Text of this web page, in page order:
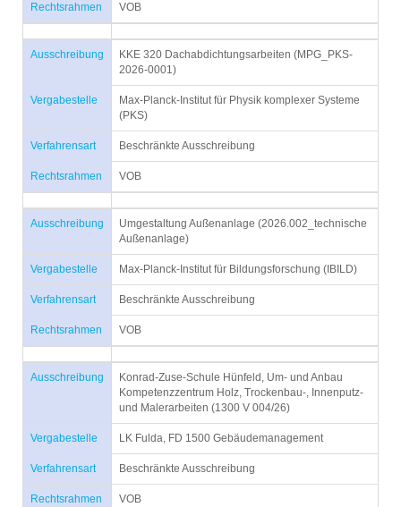
Rechtsrahmen VOB
Ausschreibung
KKE 320 Dachabdichtungsarbeiten (MPG_PKS-
2026-0001)
Vergabestelle
Max-Planck-Institut für Physik komplexer Systeme
(PKS)
Verfahrensart Beschränkte Ausschreibung
Rechtsrahmen VOB
Ausschreibung
Umgestaltung Außenanlage (2026.002_technische
Außenanlage)
Vergabestelle Max-Planck-Institut für Bildungsforschung (IBILD)
Verfahrensart Beschränkte Ausschreibung
Rechtsrahmen VOB
Ausschreibung
Konrad-Zuse-Schule Hünfeld, Um- und Anbau
Kompetenzzentrum Holz, Trockenbau-, Innenputz-
und Malerarbeiten (1300 V 004/26)
Vergabestelle LK Fulda, FD 1500 Gebäudemanagement
Verfahrensart Beschränkte Ausschreibung
Rechtsrahmen VOB